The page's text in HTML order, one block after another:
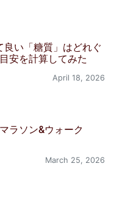
良い「糖質」はどれぐ
安を計算してみた
April 18, 2026
ラソン&ウォーク
March 25, 2026